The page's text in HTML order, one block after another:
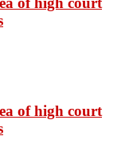
of high court